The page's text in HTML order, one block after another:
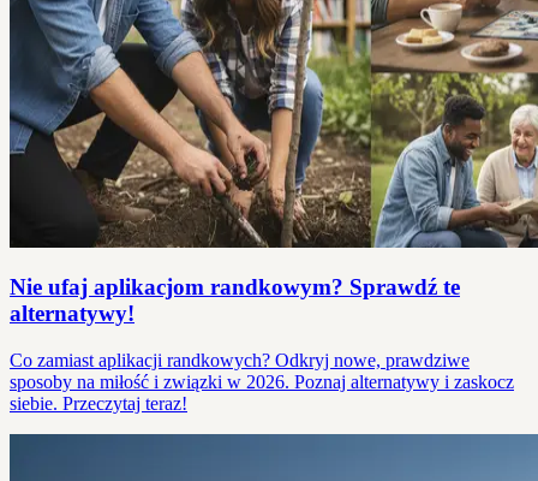
Nie ufaj aplikacjom randkowym? Sprawdź te
alternatywy!
Co zamiast aplikacji randkowych? Odkryj nowe, prawdziwe
sposoby na miłość i związki w 2026. Poznaj alternatywy i zaskocz
siebie. Przeczytaj teraz!